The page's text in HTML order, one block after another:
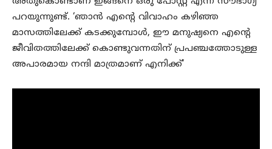
പറയുന്നുണ്ട്. ‘ഞാൻ എന്റെ വിവാഹം കഴിഞ്ഞ
മാസത്തിലേക്ക് കടക്കുമ്പോൾ, ഈ മനുഷ്യനെ എന്റെ
ജീവിതത്തിലേക്ക് കൊണ്ടുവന്നതിന് പ്രപഞ്ചത്തോടുള്ള
അപാരമായ നന്ദി മാത്രമാണ് എനിക്ക്’